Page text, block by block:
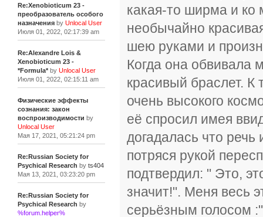
Re:Xenobioticum 23 -
преобразователь особого
назначенияby Unlocal User
Июля 01, 2022, 02:17:39 am
Re:Alexandre Lois &
Xenobioticum 23 -
*Formula*by Unlocal User
Июля 01, 2022, 02:15:11 am
Физические эффекты
сознания: закон
воспроизводимости by
Unlocal User
Мая 17, 2021, 05:21:24 pm
Re:Russian Society for
Psychical Research by ts404
Мая 13, 2021, 03:23:20 pm
Re:Russian Society for
Psychical Research by
%forum.helper%
какая-то ширма и ко
необычайно
шею руками и
Когда она обвивала
красивый браслет. К
очень высокого
её спросил имея
догадалась что
потряся рукой
подтвердил: " Это,
значит!". Меня весь
серьёзным голосом